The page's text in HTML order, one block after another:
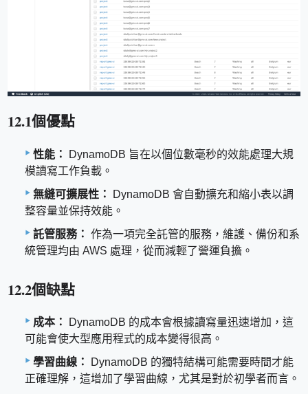
12.1個優點
性能：
DynamoDB 旨在以個位數毫秒的效能處理大規
模讀寫工作負載。
無縫可擴展性：
DynamoDB 會自動擴充和縮小表以調
整容量並保持效能。
託管服務： 作為一項完全託管的服務，維護、備份和系
統管理均由 AWS 處理，從而減輕了營運負擔。
12.2個缺點
成本：
DynamoDB 的成本會根據讀寫量迅速增加，這
可能會使大型應用程式的成本變得很高。
學習曲線：
DynamoDB 的獨特結構可能需要時間才能
正確理解，這增加了學習曲線，尤其是對於初學者而言。